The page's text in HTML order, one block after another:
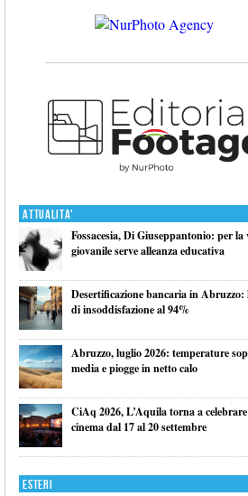
Attualita'
Fossacesia, Di Giuseppantonio: per la
giovanile serve alleanza educativa
Desertificazione bancaria in Abruzzo:
di insoddisfazione al 94%
Abruzzo, luglio 2026: temperature
media e piogge in netto calo
CiAq 2026, L’Aquila torna a
cinema dal 17 al 20 settembre
Esteri